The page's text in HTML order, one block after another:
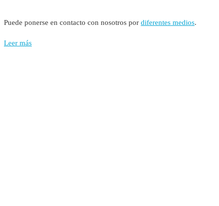
Puede ponerse en contacto con nosotros por diferentes medios.
Leer más